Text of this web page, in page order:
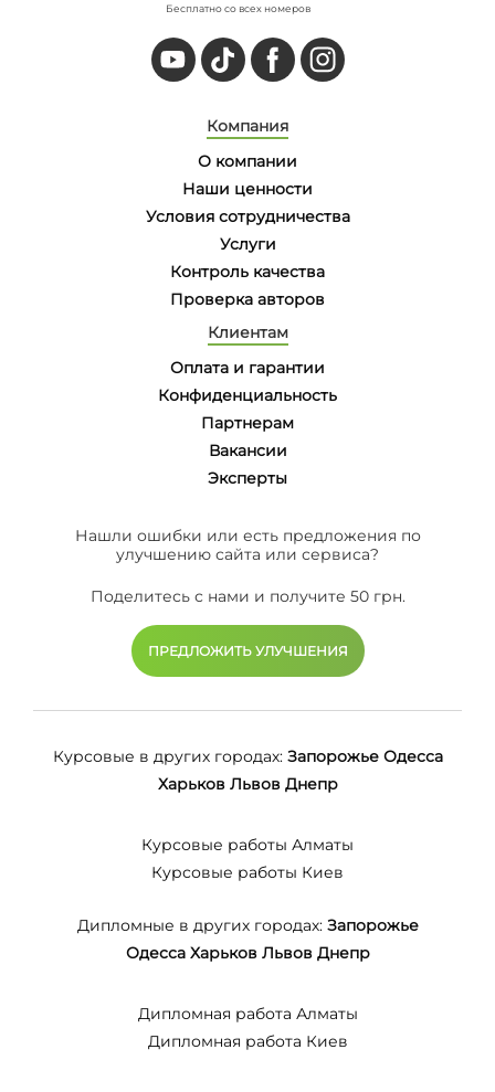
Бесплатно со всех номеров
Компания
О компании
Наши ценности
Условия сотрудничества
Услуги
Контроль качества
Проверка авторов
Клиентам
Оплата и гарантии
Конфиденциальность
Партнерам
Вакансии
Эксперты
Нашли ошибки или есть предложения по
улучшению сайта или сервиса?
Поделитесь с нами и получите 50 грн.
ПРЕДЛОЖИТЬ УЛУЧШЕНИЯ
Курсовые в других городах: Запорожье Одесса
Харьков Львов Днепр
Курсовые работы Алматы
Курсовые работы Киев
Дипломные в других городах: Запорожье
Одесса Харьков Львов Днепр
Дипломная работа Алматы
Дипломная работа Киев